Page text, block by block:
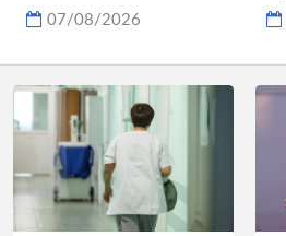
07/08/2026